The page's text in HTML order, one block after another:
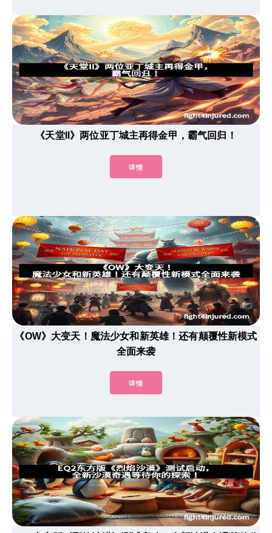
《天堂II》两位亚丁城主再得金甲，霸气回归！
详情
《OW》大变天！魔法少女和新英雄！还有颠覆性新模式
全面来袭
详情